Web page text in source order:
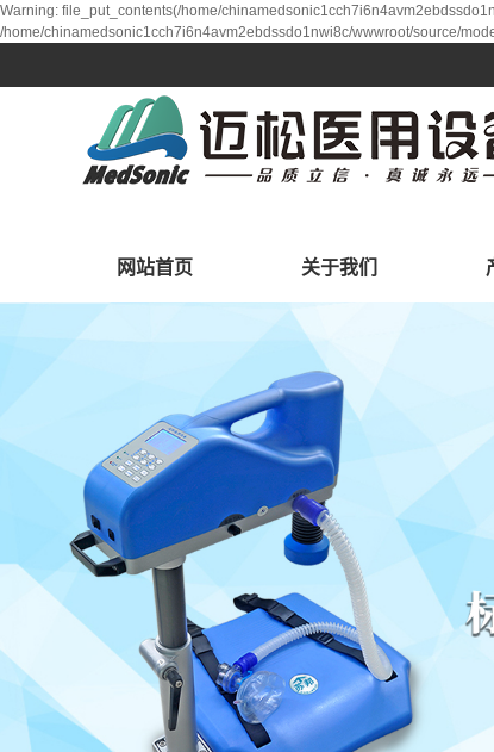
Warning: file_put_contents(/home/
/home/chinamedsonic1cch7i6n4avm2ebdssdo1nwi8c/wwwroot/source/
网站首页 关于我们
研发中心